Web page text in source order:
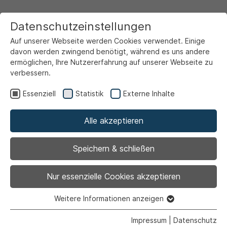
Ensemble Più –
Kammermusik in
außergewöhnlicher
Datenschutzeinstellungen
Auf unserer Webseite werden Cookies verwendet. Einige
davon werden zwingend benötigt, während es uns andere
ermöglichen, Ihre Nutzererfahrung auf unserer Webseite zu
verbessern.
Essenziell Statistik Externe Inhalte
Alle akzeptieren
Speichern & schließen
Nur essenzielle Cookies akzeptieren
Essenzielle Cookies werden für grundlegende Funktionen
Weitere Informationen anzeigen
Impressum Datenschutz